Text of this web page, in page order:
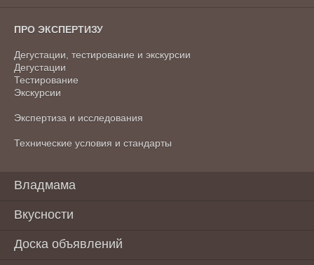
ПРО ЭКСПЕРТИЗУ
Дегустации, тестирование и экскурсии
Дегустации
Тестирование
Экскурсии
Экспертиза и исследования
Технические условия и стандарты
Владмама
Вкусности
Доска объявлений